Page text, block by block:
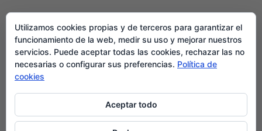
Sede Administrativa y Secretaría General
C/ Arcipreste de Hita 14 – 1º Derecha.
28015 – Madrid
Teléfono: 91 544 80 35 - 91 544 58 79
Mail:
Utilizamos cookies propias y de terceros para garantizar el
funcionamiento de la web, medir su uso y mejorar nuestros
servicios. Puede aceptar todas las cookies, rechazar las no
necesarias o configurar sus preferencias. Política de
cookies
Aceptar todo